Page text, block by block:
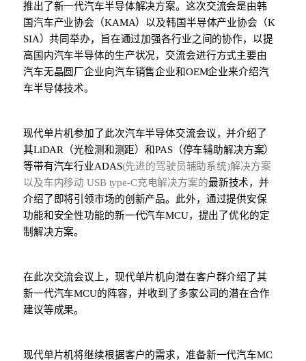
推出了新一代汽车半导体解决方案。 这次交流会是由韩
国汽车产业协会（KAMA）以及韩国半导体产业协会 （K
SIA）共同举办，旨在通过加强各行业之间 的协作，以提
高 国内汽车半导体的生产状况， 交流会进行方式主要由
汽车无晶圆厂企业向汽车销售企业和OEM企业来介绍汽
车半导体技术。
现代单片机参加了此次汽车半导体交流会议 ，并介绍 了
其LiDAR （光检测和测距）和PAS（停车辅助解决方案）
等带有汽车行业ADAS(先进的驾驶员辅助系统)解决方案
以及车内移动USB type-C充电解决方案的最新技术，并
介绍 了 即将引领市场的创 新产品。此外，通过提供安保
功能和安全性功能的新一代汽车MCU，提出了优化的定
制解决方案。
在此次交流会议 上， 现代单片机向潜在客户群介绍 了其
新一代汽车MCU的 阵容，并收到了多家公司的潜在合作
建议等成果。
现代单片机将继续根据客户的需求，准备新一代汽车MC